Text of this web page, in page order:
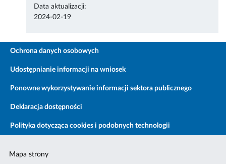
Data aktualizacji:
2024-02-19
Ochrona danych osobowych
Udostępnianie informacji na wniosek
Ponowne wykorzystywanie informacji sektora publicznego
Deklaracja dostępności
Polityka dotycząca cookies i podobnych technologii
Mapa strony